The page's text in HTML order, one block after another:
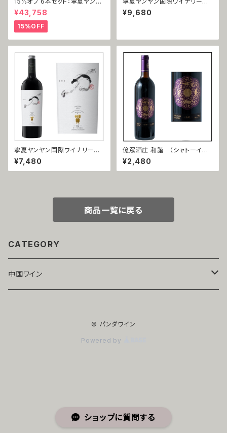
ショップに質問する
ン国際ワイナリー 西拉（シラ
ー）2019
¥43,758
15%OFF
馬瑟蘭（マルスラン）2019
¥9,680
寧夏ヤンヤン国際ワイナリー
赤霞珠 力（カベルネ・ソーヴィニ
ヨン＝リー ）2018
¥7,480
億眾酒庄 和諧 （シャトーイー
ゾン ワカイ） 赤霞珠（カベルネ
ソーヴィニョン）2018
¥2,480
商品一覧に戻る
CATEGORY
中国ワイン
© パンダワイン
Powered by